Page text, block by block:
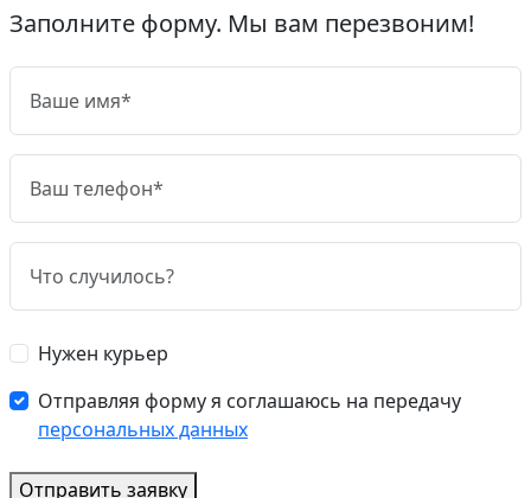
Заполните форму. Мы вам перезвоним!
Нужен курьер
Отправляя форму я соглашаюсь на передачу
персональных данных
Отправить заявку